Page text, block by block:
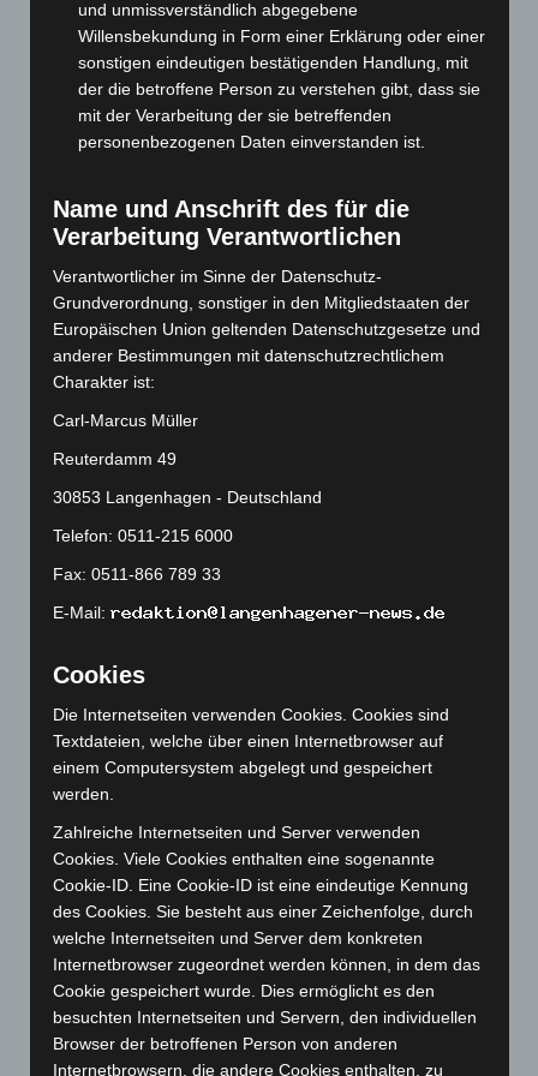
Oktober 2024(93)
September 2024(112)
August 2024(107)
Juli 2024(89)
Juni 2024
April 2024(102)
März 2024
(103)
Februar 2024(103)
Januar 2024(111)
Dezember 2023
November 2023(130)
Mai 2023 (139)
April 2023
Februar 2023 (154)
Januar 2023(140)
Dezember 2022
November 2022(167)
Oktober 2022(166)
September 2022(205)
August 2022(166)
Juli 2022 (133)
Juni 2022(167)
Mai 2022 (177)
und unmissverständlich abgegebene
Willensbekundung in Form einer Erklärung oder einer
sonstigen eindeutigen bestätigenden Handlung, mit
der die betroffene Person zu verstehen gibt, dass sie
mit der Verarbeitung der sie betreffenden
personenbezogenen Daten einverstanden ist.
Name und Anschrift des für die
Verarbeitung Verantwortlichen
Verantwortlicher im Sinne der Datenschutz-
Grundverordnung, sonstiger in den Mitgliedstaaten der
Europäischen Union geltenden Datenschutzgesetze und
anderer Bestimmungen mit datenschutzrechtlichem
Charakter ist:
Carl-Marcus Müller
Reuterdamm 49
30853 Langenhagen - Deutschland
Telefon: 0511-215 6000
Fax: 0511-866 789 33
E-Mail:
Cookies
Die Internetseiten verwenden Cookies. Cookies sind
Textdateien, welche über einen Internetbrowser auf
einem Computersystem abgelegt und gespeichert
werden.
Zahlreiche Internetseiten und Server verwenden
Cookies. Viele Cookies enthalten eine sogenannte
Cookie-ID. Eine Cookie-ID ist eine eindeutige Kennung
des Cookies. Sie besteht aus einer Zeichenfolge, durch
welche Internetseiten und Server dem konkreten
Internetbrowser zugeordnet werden können, in dem das
Cookie gespeichert wurde. Dies ermöglicht es den
besuchten Internetseiten und Servern, den individuellen
Browser der betroffenen Person von anderen
Internetbrowsern, die andere Cookies enthalten, zu